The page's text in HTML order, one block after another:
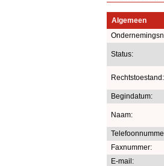
Algemeen
Status:
Rechtstoestand:
Begindatum:
Naam:
Faxnummer:
E-mail: